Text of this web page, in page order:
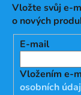
Vložte svůj e-
o nových
E-mail
Vložením e-
osobních